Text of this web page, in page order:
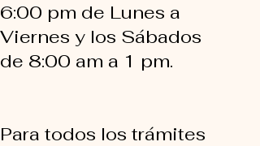
6:00 pm de Lunes a
Viernes y los Sábados
de 8:00 am a 1 pm.
Para todos los trámites